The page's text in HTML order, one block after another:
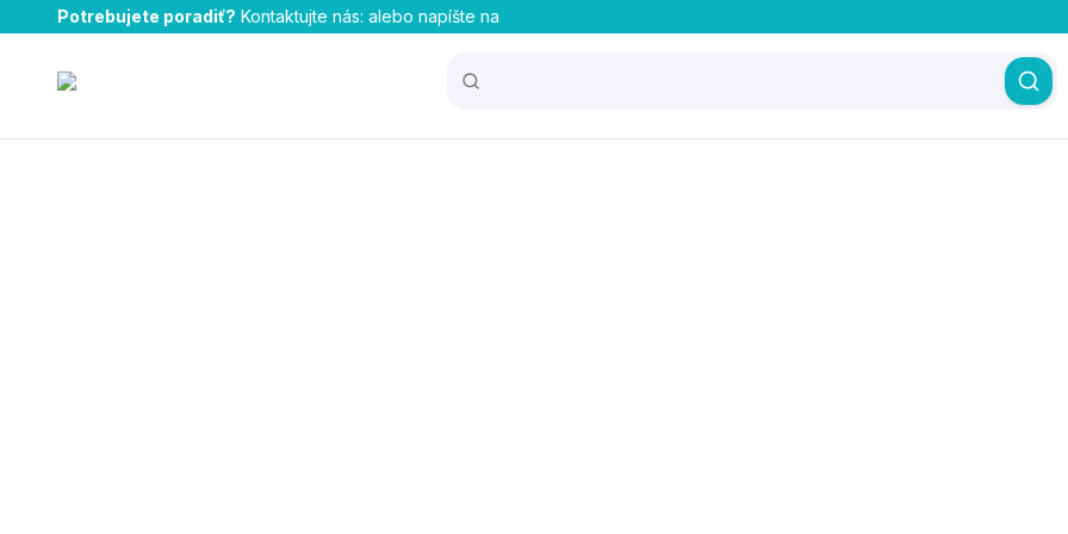
Potrebujete poradiť? Kontaktujte nás: alebo napíšte na